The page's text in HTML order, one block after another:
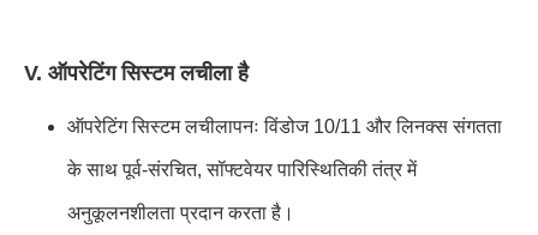
V. ऑपरेटिंग सिस्टम लचीला है
ऑपरेटिंग सिस्टम लचीलापनः विंडोज 10/11 और लिनक्स संगतता
के साथ पूर्व-संरचित, सॉफ्टवेयर पारिस्थितिकी तंत्र में
अनुकूलनशीलता प्रदान करता है।